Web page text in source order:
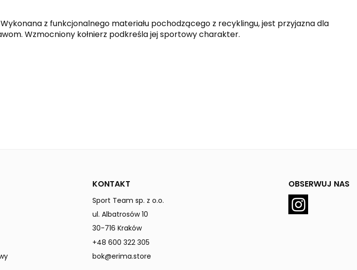
z funkcjonalnego materiału pochodzącego z recyklingu, jest przyjazna dla
Wzmocniony kołnierz podkreśla jej sportowy charakter.
KONTAKT
Sport Team sp. z o.o.
ul. Albatrosów 10
30-716 Kraków
+48 600 322 305
bok@erima.store
OBSERWUJ NAS